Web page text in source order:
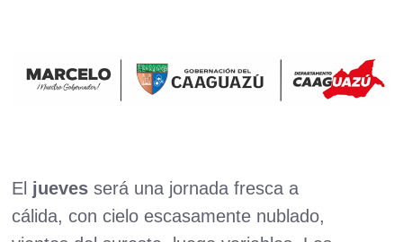
El juevesserá una jornada fresca a
cálida, con cielo escasamente nublado,